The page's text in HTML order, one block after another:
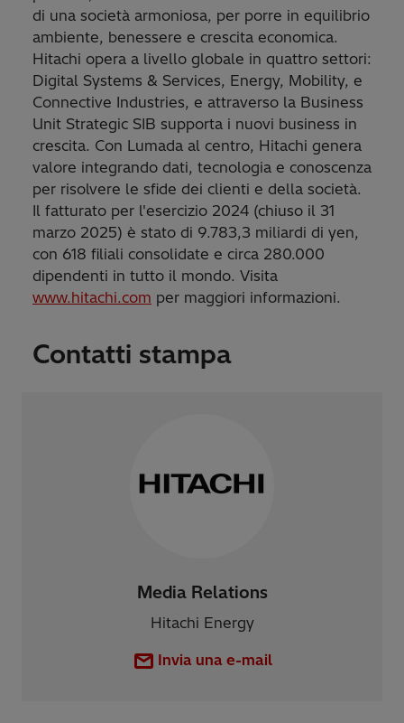
di una società armoniosa, per porre in equilibrio
ambiente, benessere e crescita economica.
Hitachi opera a livello globale in quattro settori:
Digital Systems & Services, Energy, Mobility, e
Connective Industries, e attraverso la Business
Unit Strategic SIB supporta i nuovi business in
crescita. Con Lumada al centro, Hitachi genera
valore integrando dati, tecnologia e conoscenza
per risolvere le sfide dei clienti e della società.
Il fatturato per l'esercizio 2024 (chiuso il 31
marzo 2025) è stato di 9.783,3 miliardi di yen,
con 618 filiali consolidate e circa 280.000
dipendenti in tutto il mondo. Visita
www.hitachi.com per maggiori informazioni.
Contatti stampa
Media Relations
Hitachi Energy
Invia una e-mail